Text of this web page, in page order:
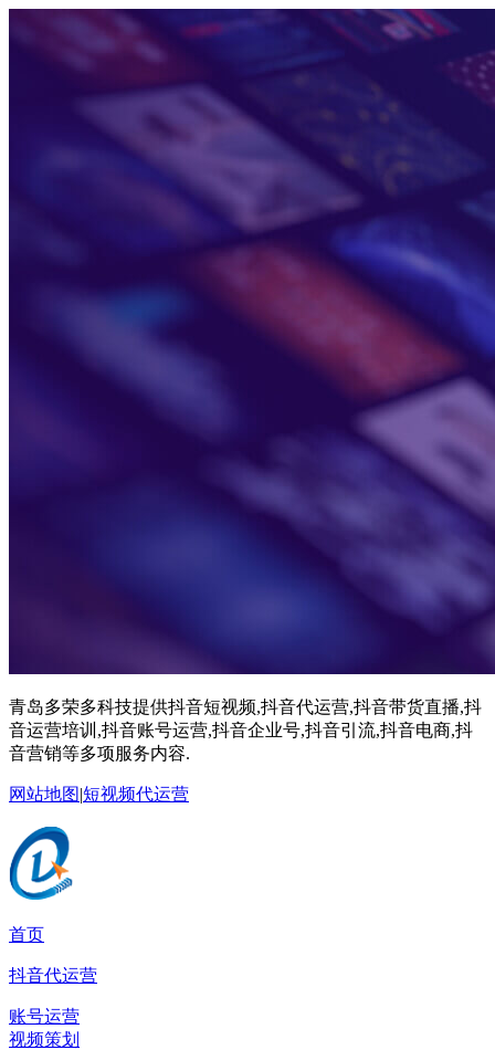
青岛多荣多科技提供抖音短视频,抖音代运营,抖音带货直播,抖
音运营培训,抖音账号运营,抖音企业号,抖音引流,抖音电商,抖
音营销等多项服务内容.
网站地图|短视频代运营
首页
抖音代运营
账号运营
视频策划